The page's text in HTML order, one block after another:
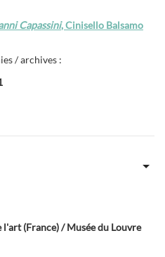
Capassini, Cinisello Balsamo
/ archives :
(France) / Musée du Louvre